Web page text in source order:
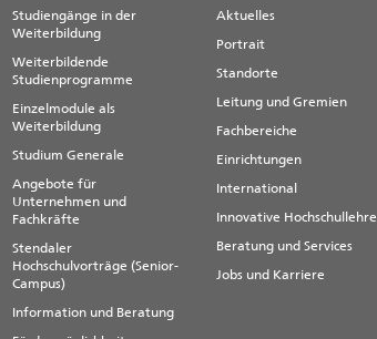
Studiengänge in der
Weiterbildung
Weiterbildende
Studienprogramme
Einzelmodule als
Weiterbildung
Studium Generale
Angebote für
Unternehmen und
Fachkräfte
Stendaler
Hochschulvorträge (Senior-
Campus)
Information und Beratung
Aktuelles
Portrait
Standorte
Leitung und Gremien
Fachbereiche
Einrichtungen
International
Innovative Hochschullehre
Beratung und Services
Jobs und Karriere